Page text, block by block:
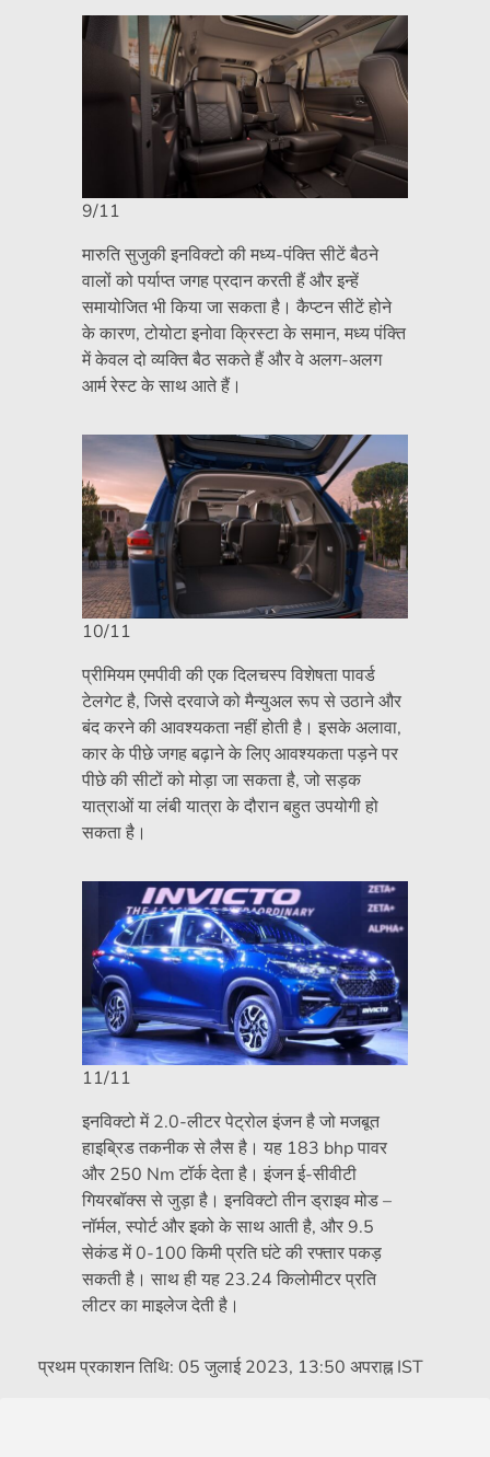
9/11
मारुति सुजुकी इनविक्टो की मध्य-पंक्ति सीटें बैठने
वालों को पर्याप्त जगह प्रदान करती हैं और इन्हें
समायोजित भी किया जा सकता है। कैप्टन सीटें होने
के कारण, टोयोटा इनोवा क्रिस्टा के समान, मध्य पंक्ति
में केवल दो व्यक्ति बैठ सकते हैं और वे अलग-अलग
आर्म रेस्ट के साथ आते हैं।
10/11
प्रीमियम एमपीवी की एक दिलचस्प विशेषता पावर्ड
टेलगेट है, जिसे दरवाजे को मैन्युअल रूप से उठाने और
बंद करने की आवश्यकता नहीं होती है। इसके अलावा,
कार के पीछे जगह बढ़ाने के लिए आवश्यकता पड़ने पर
पीछे की सीटों को मोड़ा जा सकता है, जो सड़क
यात्राओं या लंबी यात्रा के दौरान बहुत उपयोगी हो
सकता है।
11/11
इनविक्टो में 2.0-लीटर पेट्रोल इंजन है जो मजबूत
हाइब्रिड तकनीक से लैस है। यह 183 bhp पावर
और 250 Nm टॉर्क देता है। इंजन ई-सीवीटी
गियरबॉक्स से जुड़ा है। इनविक्टो तीन ड्राइव मोड –
नॉर्मल, स्पोर्ट और इको के साथ आती है, और 9.5
सेकंड में 0-100 किमी प्रति घंटे की रफ्तार पकड़
सकती है। साथ ही यह 23.24 किलोमीटर प्रति
लीटर का माइलेज देती है।
प्रथम प्रकाशन तिथि: 05 जुलाई 2023, 13:50 अपराह्न IST